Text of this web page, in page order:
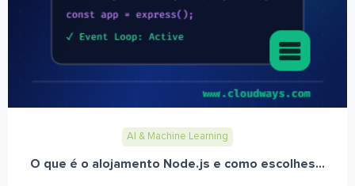
AI & Machine Learning
O que é o alojamento Node.js e como escolhes...